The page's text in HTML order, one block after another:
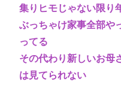
集りヒモじゃない限り
ぶっちゃけ家事全部や
ってる
その代わり新しいお母
は見てられない